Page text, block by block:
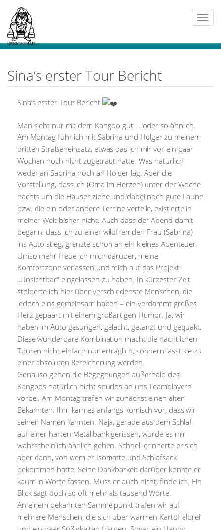
Sina’s erster Tour Bericht
Sina’s erster Tour Bericht
Man sieht nur mit dem Kangoo gut … oder so ähnlich.
Am Montag fuhr ich mit Sabrina und Holger zu meinem
dritten Straßeneinsatz, etwas das ich mir vor ein paar
Wochen noch nicht zugetraut hätte. Was natürlich
weder an Sabrina noch an Holger lag. Aber die
Vorstellung, dass ich (Oma im Herzen) unter der Woche
nachts um die Häuser ziehe und dabei noch gute Laune
bzw. die ein oder andere Terrine verteile, existierte in
meiner Welt bisher nicht. Auch dass der Abend damit
begann, dass ich zu einer wildfremden Frau (Sabrina)
ins Auto stieg, grenzte schon an ein kleines Abenteuer.
Umso mehr freue ich mich darüber, meine
Komfortzone verlassen und mich auf das Projekt
„Unsichtbar“ eingelassen zu haben. In kürzester Zeit
stolperte ich hier über verschiedenste Menschen, die
jedoch eins gemeinsam haben – ein verdammt großes
Herz gepaart mit einem großartigen Humor. Ja, wir
haben im Auto gesungen, gelacht, getanzt und gequakt.
Diese wunderbare Kombination macht die nächtlichen
Touren nicht einfach nur erträglich, sondern lässt sie zu
einer absoluten Bereicherung werden.
Genauso gehen die Begegnungen außerhalb des
Kangoos natürlich nicht spurlos an uns Teamplayern
vorbei. Am Montag trafen wir zunächst einen alten
Bekannten. Ihm kam es anfangs komisch vor, dass wir
seinen Namen kannten. Naja, gerade aus dem Schlaf
auf einer harten Metallbank gerissen, würde es mir
wahrscheinlich ähnlich gehen. Schnell erinnerte er sich
aber dann, von wem er Isomatte und Schlafsack
bekommen hatte. Seine Dankbarkeit darüber konnte er
kaum in Worte fassen. Muss er auch nicht, finde ich. Ein
Blick sagt doch so oft mehr als tausend Worte.
An einem bekannten Sammelpunkt trafen wir auf
mehrere Menschen, die sich über warmen Kartoffelbrei